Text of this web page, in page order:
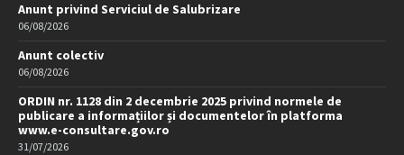
Anunt privind Serviciul de Salubrizare
06/08/2026
Anunt colectiv
06/08/2026
ORDIN nr. 1128 din 2 decembrie 2025 privind normele de
publicare a informațiilor și documentelor în platforma
www.e-consultare.gov.ro
31/07/2026